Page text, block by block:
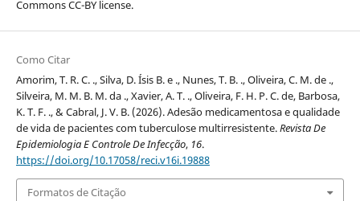
Commons CC-BY license.
Como Citar
Amorim, T. R. C. ., Silva, D. Ísis B. e ., Nunes, T. B. ., Oliveira, C. M. de .,
Silveira, M. M. B. M. da ., Xavier, A. T. ., Oliveira, F. H. P. C. de, Barbosa,
K. T. F. ., & Cabral, J. V. B. (2026). Adesão medicamentosa e qualidade
de vida de pacientes com tuberculose multirresistente.Revista De
Epidemiologia E Controle De Infecção, 16.
https://doi.org/10.17058/reci.v16i.19888
Formatos de Citação